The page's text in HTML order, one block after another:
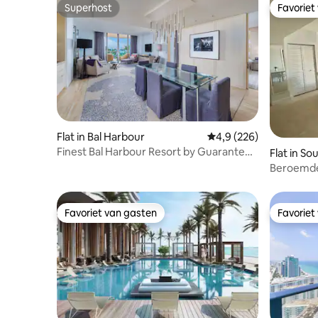
Superhost
Superhost
Flat in Bal Harbour Gemiddelde
4,9 (226)
Finest Bal Harbour Resort by Guaranteed
Flat in
Favoriet van gasten
Favoriet van gasten